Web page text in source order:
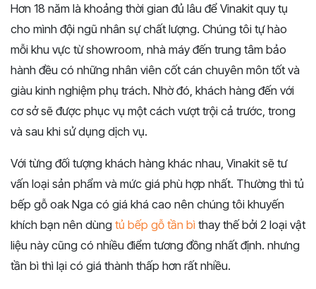
Hơn 18 năm là khoảng thời gian đủ lâu để Vinakit quy tụ
cho mình đội ngũ nhân sự chất lượng. Chúng tôi tự hào
mỗi khu vực từ showroom, nhà máy đến trung tâm bảo
hành đều có những nhân viên cốt cán chuyên môn tốt và
giàu kinh nghiệm phụ trách. Nhờ đó, khách hàng đến với
cơ sở sẽ được phục vụ một cách vượt trội cả trước, trong
và sau khi sử dụng dịch vụ.
Với từng đối tượng khách hàng khác nhau, Vinakit sẽ tư
vấn loại sản phẩm và mức giá phù hợp nhất. Thường thì tủ
bếp gỗ oak Nga có giá khá cao nên chúng tôi khuyến
khích bạn nên dùng tủ bếp gỗ tần bì thay thế bởi 2 loại vật
liệu này cũng có nhiều điểm tương đồng nhất định. nhưng
tần bì thì lại có giá thành thấp hơn rất nhiều.